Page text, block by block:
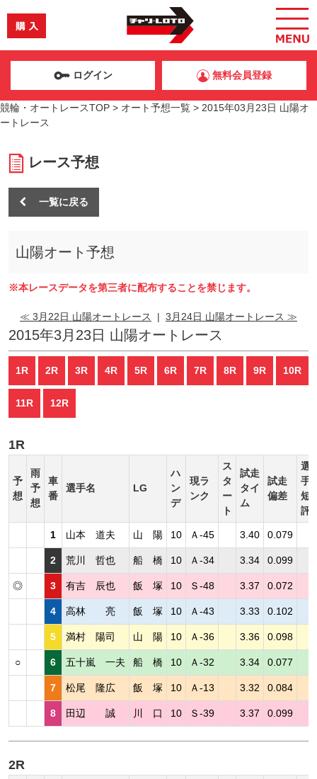
ログイン 無料会員登録
競輪・オートレースTOP > オート予想一覧 > 2015年03月23日 山陽オ
ートレース
レース予想
一覧に戻る
山陽オート予想
※本レースデータを第三者に配布することを禁じます。
≪ 3月22日 山陽オートレース | 3月24日 山陽オートレース ≫
2015年3月23日 山陽オートレース
1R 2R 3R 4R 5R 6R 7R 8R 9R 10R
11R 12R
1R
予
想
雨
予
想
車
番
選手名 LG
ハ
ン
デ
現ラ
ンク
ス
タ
ー
ト
試走
タイ
ム
試走
偏差
選
手
短
評
1 山本 道夫 山 陽 10 Ａ-45 3.40 0.079
2 荒川 哲也 船 橋 10 Ａ-34 3.34 0.099
◎ 3 有吉 辰也 飯 塚 10 Ｓ-48 3.37 0.072
4 高林 亮 飯 塚 10 Ａ-43 3.33 0.102
5 満村 陽司 山 陽 10 Ａ-36 3.36 0.098
○ 6 五十嵐 一夫 船 橋 10 Ａ-32 3.34 0.077
7 松尾 隆広 飯 塚 10 Ａ-13 3.32 0.084
8 田辺 誠 川 口 10 Ｓ-39 3.37 0.099
2R